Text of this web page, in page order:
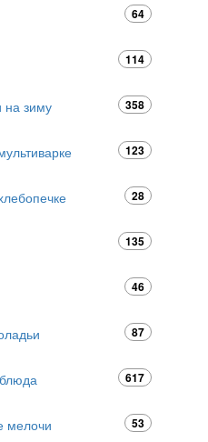
64
114
на зиму 358
123
28
135
46
87
617
мелочи 53